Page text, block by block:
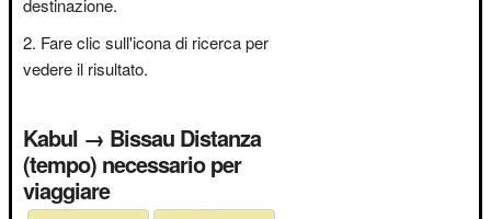
destinazione.
Fare clic sull'icona di ricerca per
vedere il risultato.
Kabul → Bissau Distanza
(tempo) necessario per
viaggiare